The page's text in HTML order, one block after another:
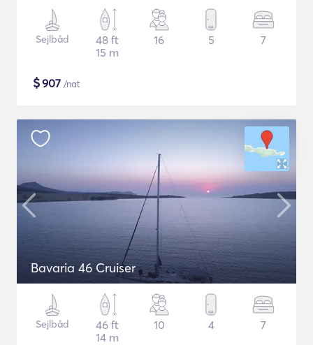
Sejlbåd
48 ft
15 m
16 5 7
$907 /nat
Bavaria 46 Cruiser
Sejlbåd
46 ft
14 m
10 4 7